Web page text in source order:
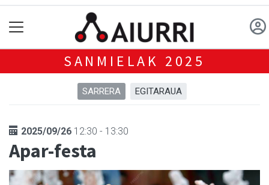
SANMIELAK 2025
SARRERA EGITARAUA
2025/09/26 12:30 - 13:30
Apar-festa